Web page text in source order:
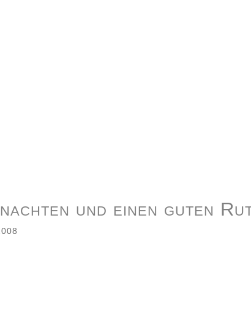
und einen guten